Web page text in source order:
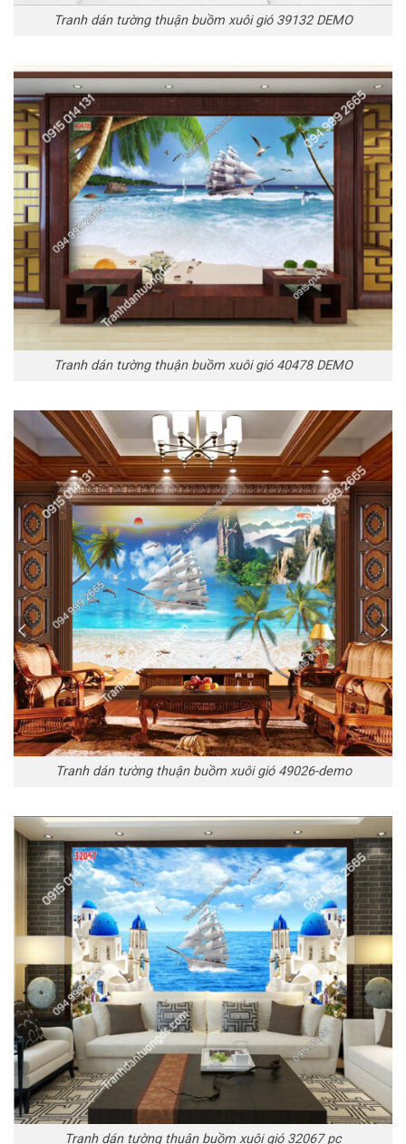
Tranh dán tường thuận buồm xuôi gió 39132 DEMO
Tranh dán tường thuận buồm xuôi gió 40478 DEMO
Tranh dán tường thuận buồm xuôi gió 49026-demo
Tranh dán tường thuận buồm xuôi gió 32067 pc